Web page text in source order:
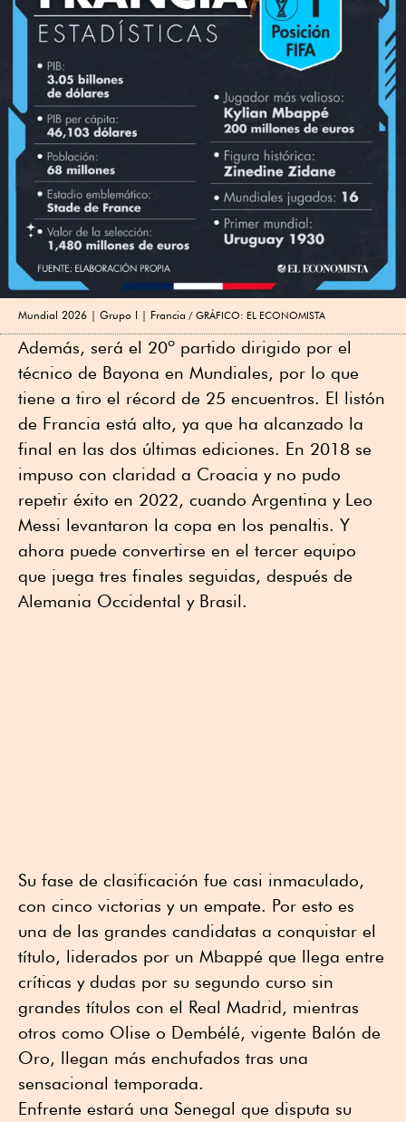
Mundial 2026 | Grupo I | Francia GRÁFICO: EL ECONOMISTA
Además, será el 20º partido dirigido por el
técnico de Bayona en Mundiales, por lo que
tiene a tiro el récord de 25 encuentros. El listón
de Francia está alto, ya que ha alcanzado la
final en las dos últimas ediciones. En 2018 se
impuso con claridad a Croacia y no pudo
repetir éxito en 2022, cuando Argentina y Leo
Messi levantaron la copa en los penaltis. Y
ahora puede convertirse en el tercer equipo
que juega tres finales seguidas, después de
Alemania Occidental y Brasil.
Su fase de clasificación fue casi inmaculado,
con cinco victorias y un empate. Por esto es
una de las grandes candidatas a conquistar el
título, liderados por un Mbappé que llega entre
críticas y dudas por su segundo curso sin
grandes títulos con el Real Madrid, mientras
otros como Olise o Dembélé, vigente Balón de
Oro, llegan más enchufados tras una
sensacional temporada.
Enfrente estará una Senegal que disputa su